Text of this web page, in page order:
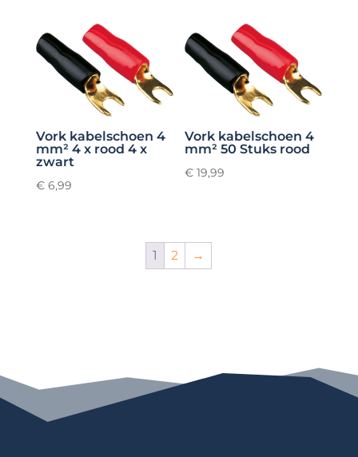
Vork kabelschoen 4
mm² 4 x rood 4 x
zwart
€6,99
Vork kabelschoen 4
mm² 50 Stuks rood
€ 19,99
1 2 →